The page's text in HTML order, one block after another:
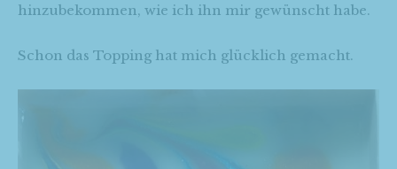
hinzubekommen, wie ich ihn mir gewünscht habe.
Schon das Topping hat mich glücklich gemacht.